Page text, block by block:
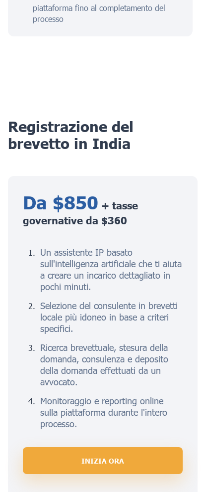
piattaforma fino al completamento del
processo
Registrazione del
brevetto in India
Da $850 + tasse
governative da $360
Un assistente IP basato
sull'intelligenza artificiale che ti aiuta
a creare un incarico dettagliato in
pochi minuti.
Selezione del consulente in brevetti
locale più idoneo in base a criteri
specifici.
Ricerca brevettuale, stesura della
domanda, consulenza e deposito
della domanda effettuati da un
avvocato.
Monitoraggio e reporting online
sulla piattaforma durante l'intero
processo.
INIZIA ORA